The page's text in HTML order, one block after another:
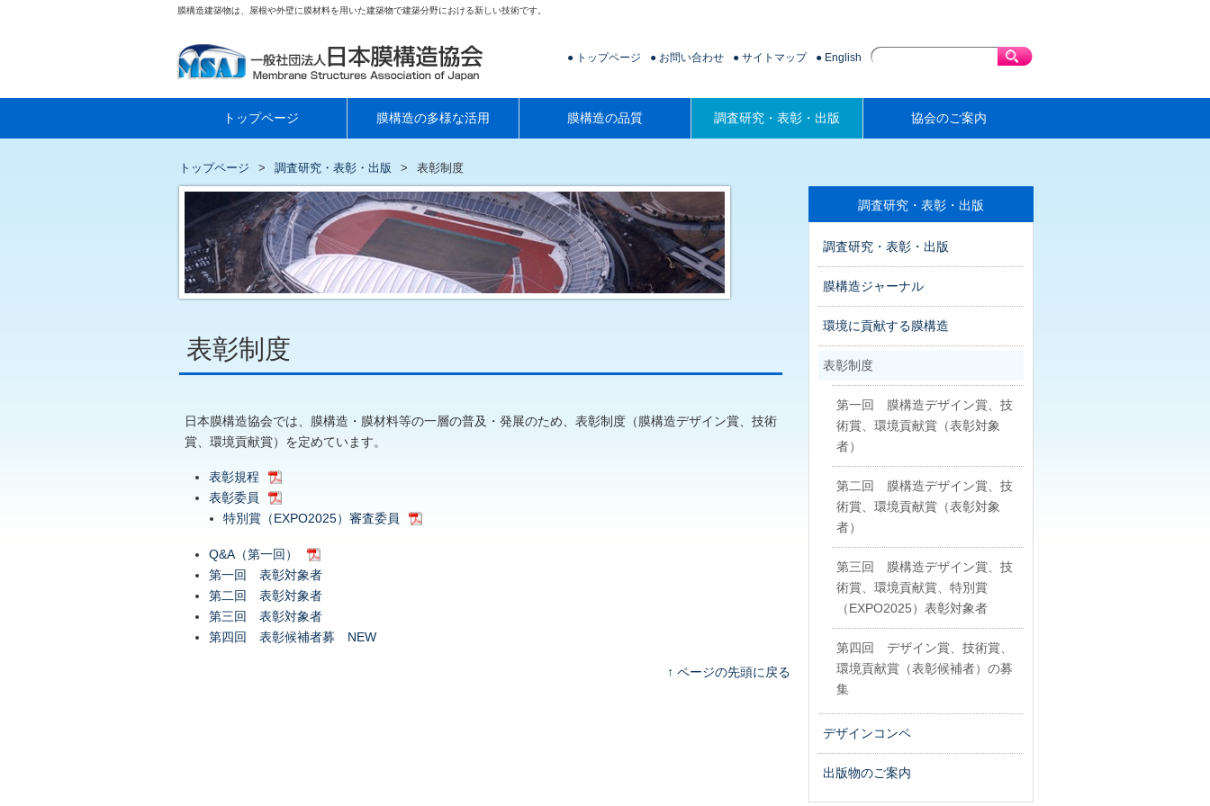
膜構造建築物は、屋根や外壁に膜材料を用いた建築物で建築分野における新しい技術です。
トップページ お問い合わせ サイトマップ English
トップページ 膜構造の多様な活用 膜構造の品質 調査研究・表彰・出版 協会のご案内
トップページ 調査研究・表彰・出版 表彰制度
表彰制度
日本膜構造協会では、膜構造・膜材料等の一層の普及・発展のため、表彰制度（膜構造デザイン賞、技術
賞、環境貢献賞）を定めています。
表彰規程
表彰委員
特別賞（EXPO2025）審査委員
Q&A（第一回）
第一回 表彰対象者
第二回 表彰対象者
第三回 表彰対象者
第四回 表彰候補者募 NEW
ページの先頭に戻る
調査研究・表彰・出版
調査研究・表彰・出版
膜構造ジャーナル
環境に貢献する膜構造
表彰制度
第一回 膜構造デザイン賞、技
術賞、環境貢献賞（表彰対象
者）
第二回 膜構造デザイン賞、技
術賞、環境貢献賞（表彰対象
者）
第三回 膜構造デザイン賞、技
術賞、環境貢献賞、特別賞
（EXPO2025）表彰対象者
第四回 デザイン賞、技術賞、
環境貢献賞（表彰候補者）の募
集
デザインコンペ
出版物のご案内